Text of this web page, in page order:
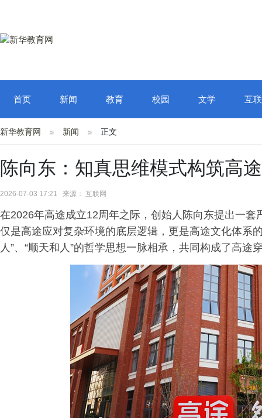
首页 新闻 教育 校园 文学 互
新华教育网 新闻 正文
陈向东：知真思维模式构筑高
2026-07-03 17:21 来源： 互联网
在2026年高途成立12周年之际，创始人陈向东提出一
仅是高途应对复杂环境的底层逻辑，更是高途文化体系
人”、“顺天和人”的哲学思想一脉相承，共同构成了高途